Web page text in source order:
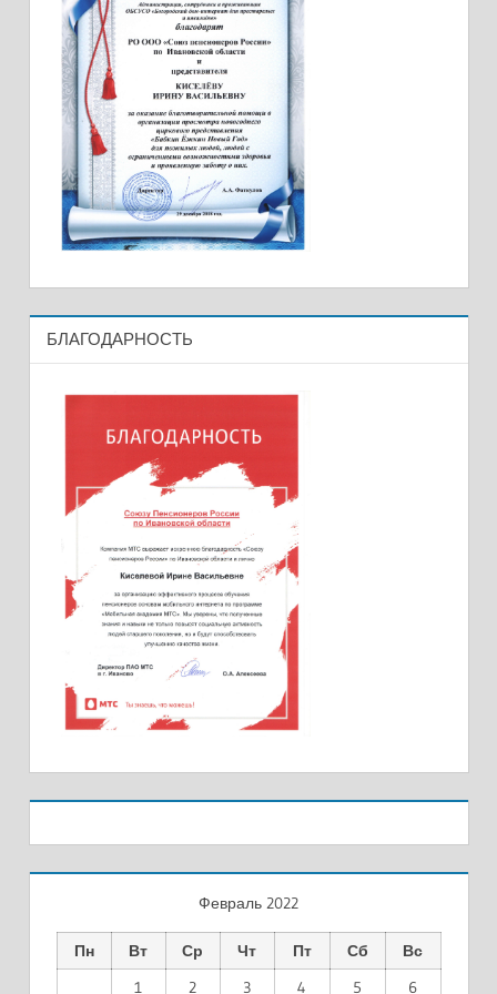
БЛАГОДАРНОСТЬ
Февраль 2022
Пн Вт Ср Чт Пт Сб
Вс
1
2 3 4 5 6